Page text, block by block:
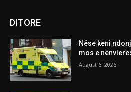
DITORE
Nëse keni
mos e
August 6, 2026